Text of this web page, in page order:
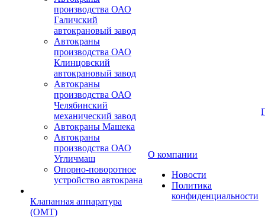
производства ОАО
Галичский
автокрановый завод
Автокраны
производства ОАО
Клинцовский
автокрановый завод
Автокраны
производства ОАО
Челябинский
механический завод
Автокраны Машека
Автокраны
производства ОАО
Угличмаш
Опорно-поворотное
устройство автокрана
Клапанная аппаратура
(OMT)
О компании
Новости
Политика
конфиденциальности